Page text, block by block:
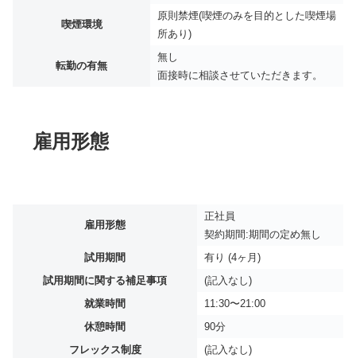
喫煙環境
原則禁煙(喫煙のみを目的とした喫煙場
所あり)
転勤の有無
無し
面接時に相談させていただきます。
雇用形態
雇用形態
正社員
契約期間:期間の定め無し
試用期間
有り (4ヶ月)
試用期間に関する補足事項
(記入なし)
就業時間
11:30〜21:00
休憩時間
90分
フレックス制度
(記入なし)